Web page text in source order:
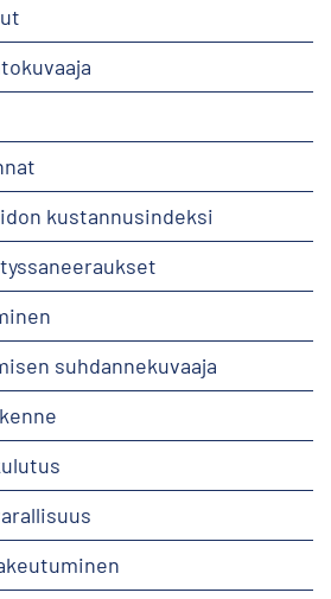
kustannusindeksi
suhdannekuvaaja